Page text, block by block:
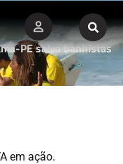
PE salva banhistas
em ação.